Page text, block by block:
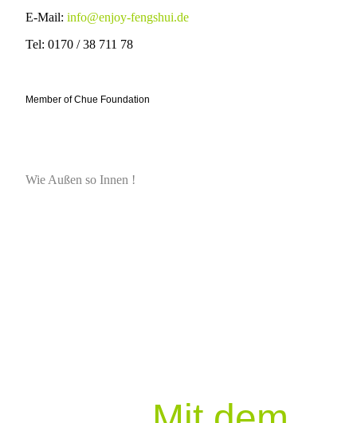
E-Mail:info@enjoy-fengshui.de
Tel: 0170 / 38 711 78
Member of Chue Foundation
Wie Außen so Innen !